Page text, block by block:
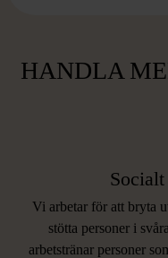
HANDLA
Socialt
Vi arbetar för att bryta
stötta personer i
arbetstränar personer